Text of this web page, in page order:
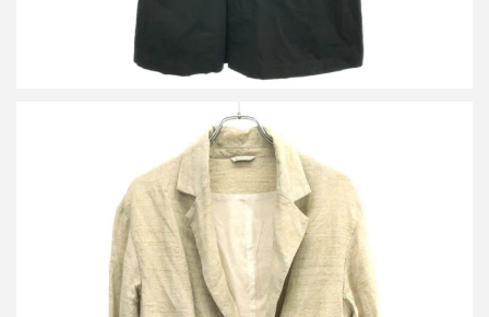
アーツアンドサイエンス 23SS リネンシルクジャケット 0231-
L2142-2142